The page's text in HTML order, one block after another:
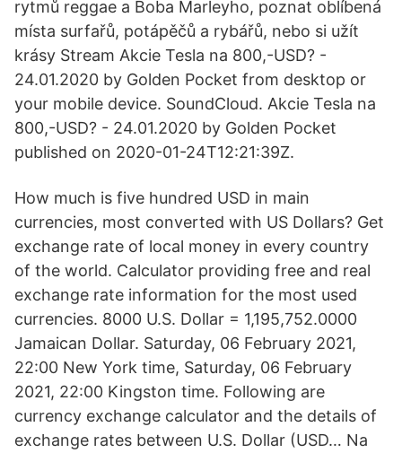
rytmů reggae a Boba Marleyho, poznat oblíbená
místa surfařů, potápěčů a rybářů, nebo si užít
krásy Stream Akcie Tesla na 800,-USD? -
24.01.2020 by Golden Pocket from desktop or
your mobile device. SoundCloud. Akcie Tesla na
800,-USD? - 24.01.2020 by Golden Pocket
published on 2020-01-24T12:21:39Z.
How much is five hundred USD in main
currencies, most converted with US Dollars? Get
exchange rate of local money in every country
of the world. Calculator providing free and real
exchange rate information for the most used
currencies. 8000 U.S. Dollar = 1,195,752.0000
Jamaican Dollar. Saturday, 06 February 2021,
22:00 New York time, Saturday, 06 February
2021, 22:00 Kingston time. Following are
currency exchange calculator and the details of
exchange rates between U.S. Dollar (USD… Na